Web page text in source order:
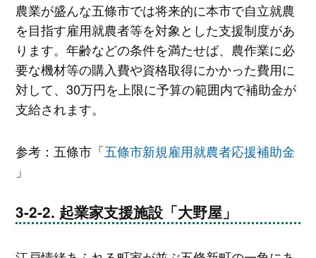
農業が盛んな五條市では将来的に本市で自立就農
を目指す雇用就農者等を対象とした支援制度があ
ります。年齢などの条件を満たせば、農作業に必
要な機材等の購入費や資格取得にかかった費用に
対して、30万円を上限に予算の範囲内で補助金が
支給されます。
参考：五條市「五條市新規雇用就農者応援補助金
」
起業家支援施設「大野屋」